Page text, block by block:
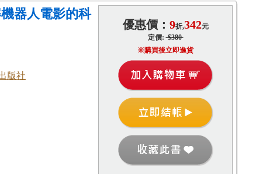
器人電影的科
版社
優惠價： 9折,342元
定價:$380
※購買後立即進貨